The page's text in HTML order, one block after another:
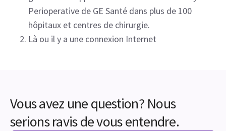
Perioperative de GE Santé dans plus de 100
hôpitaux et centres de chirurgie.
Là ou il y a une connexion Internet
Vous avez une question? Nous
serions ravis de vous entendre.